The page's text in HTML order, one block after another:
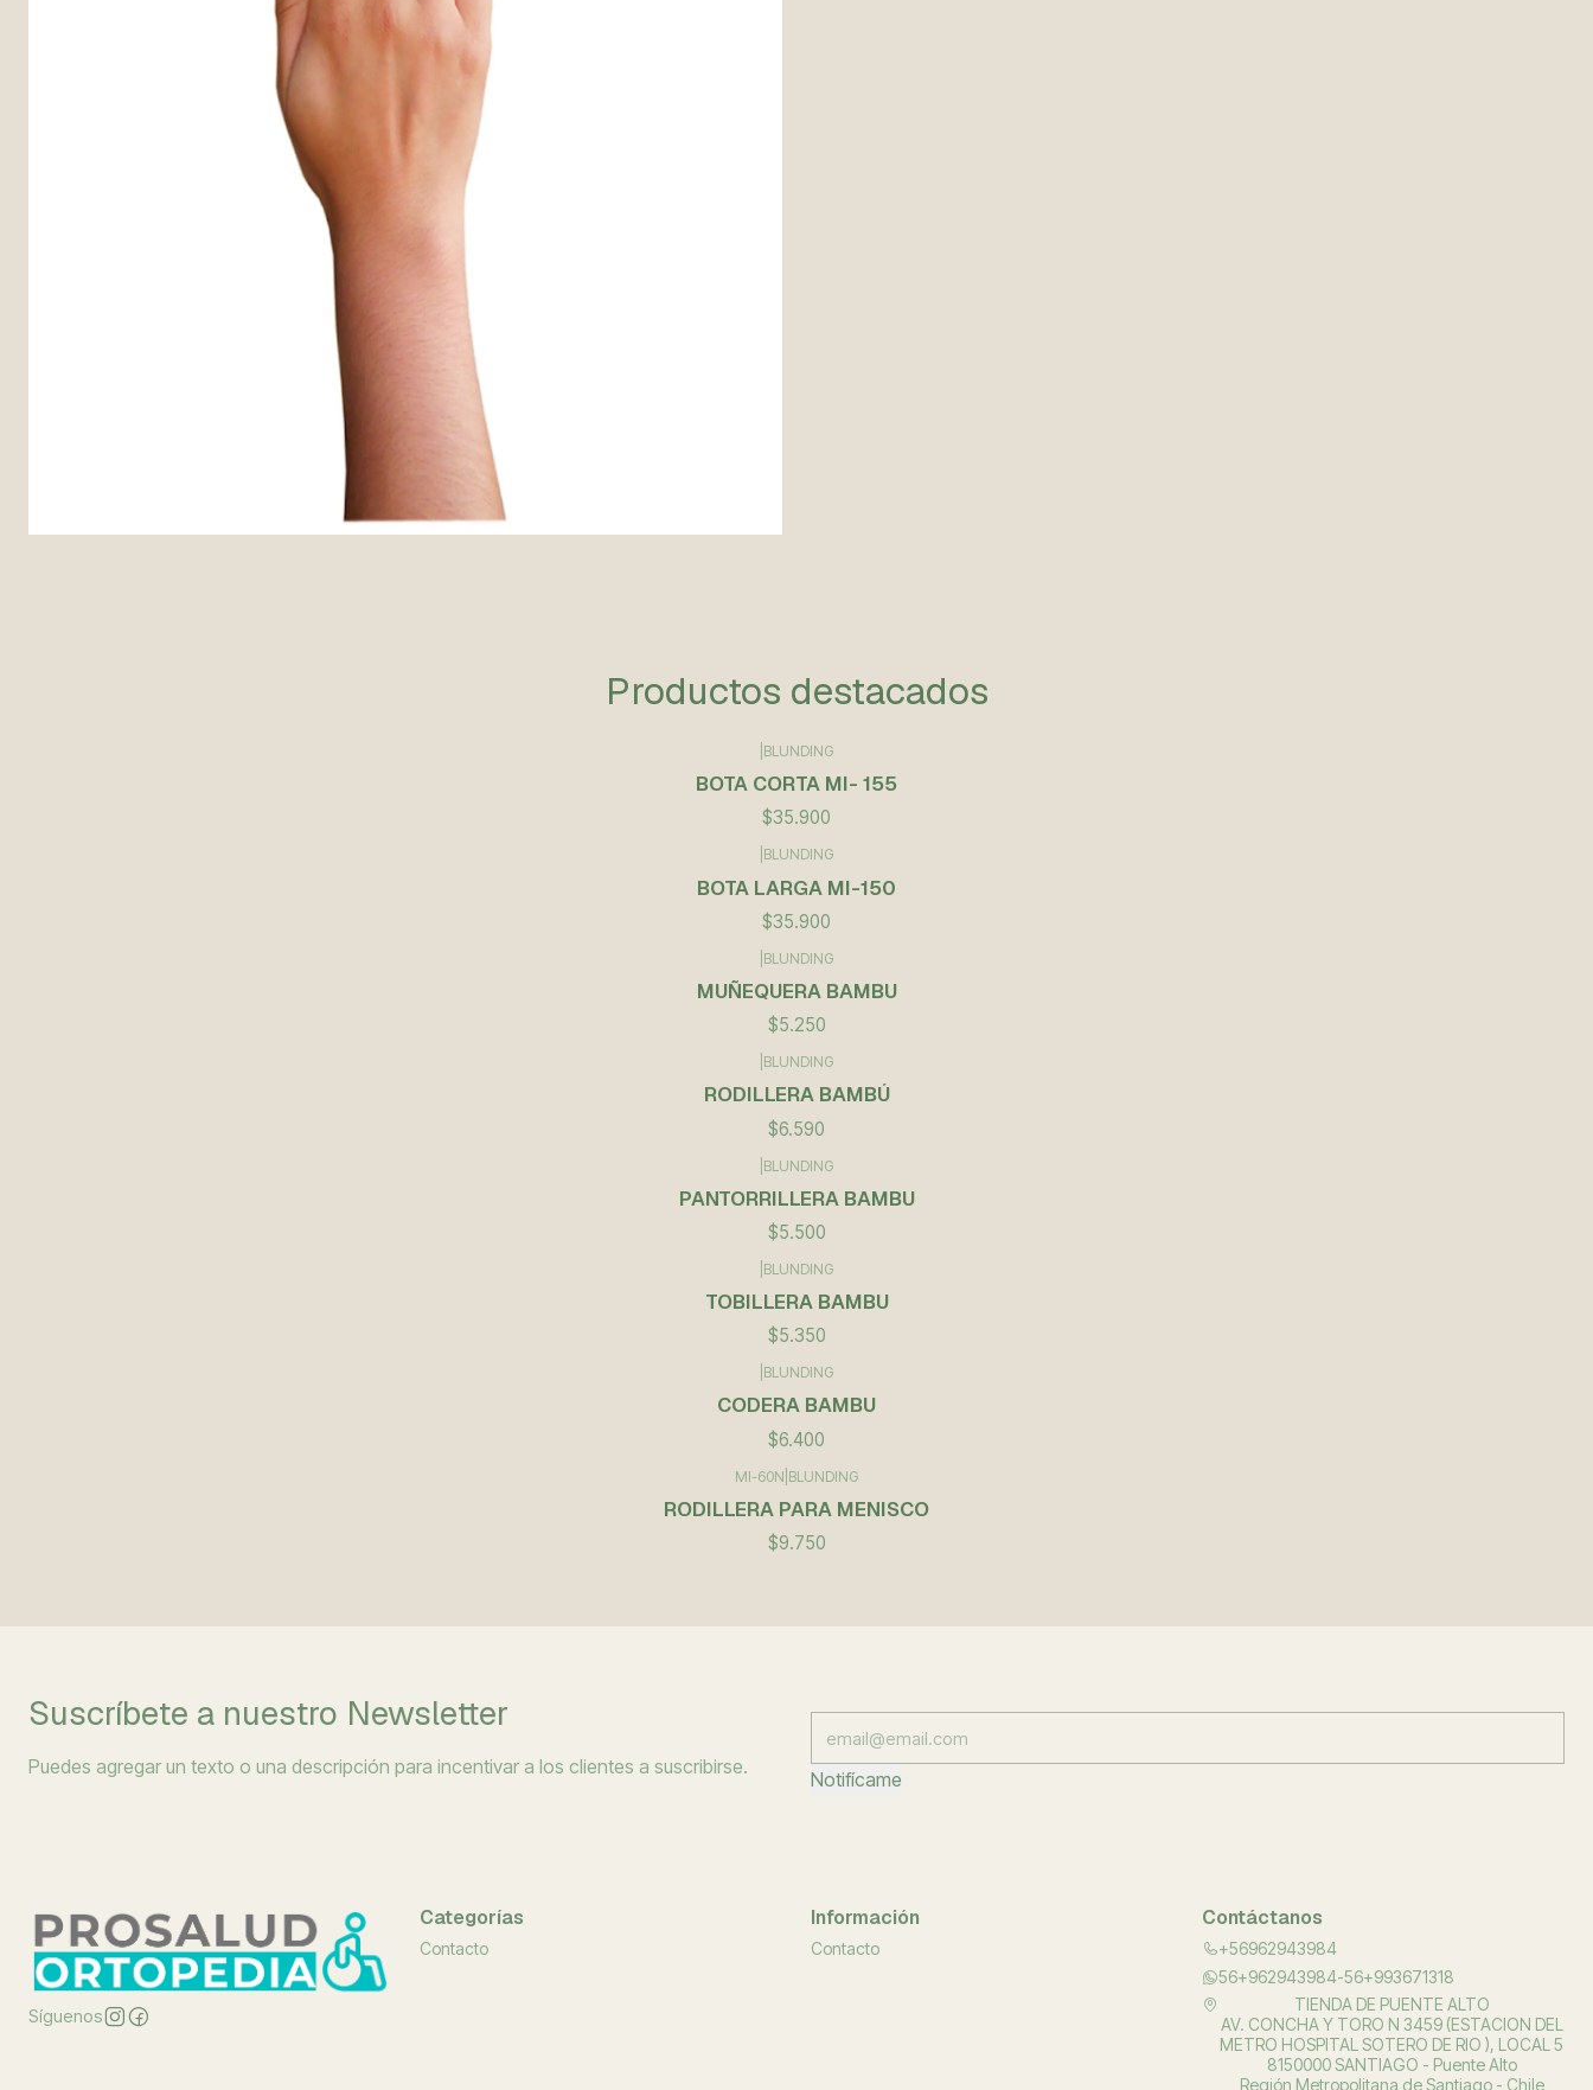
Productos destacados
BLUNDING
BOTA CORTA MI- 155
$35.900
BLUNDING
BOTA LARGA MI-150
$35.900
BLUNDING
MUÑEQUERA BAMBU
$5.250
BLUNDING
RODILLERA BAMBÚ
$6.590
BLUNDING
PANTORRILLERA BAMBU
$5.500
BLUNDING
TOBILLERA BAMBU
$5.350
BLUNDING
CODERA BAMBU
$6.400
MI-60N BLUNDING
RODILLERA PARA MENISCO
$9.750
Suscríbete a nuestro Newsletter
Puedes agregar un texto o una descripción para incentivar a los clientes a suscribirse.
Notifícame
Síguenos
Categorías
Contacto
Información
Contacto
Contáctanos
+56962943984
56+962943984-56+993671318
TIENDA DE PUENTE ALTO
AV. CONCHA Y TORO N 3459 (ESTACION DEL
METRO HOSPITAL SOTERO DE RIO ), LOCAL 5
8150000 SANTIAGO - Puente Alto
Región Metropolitana de Santiago - Chile